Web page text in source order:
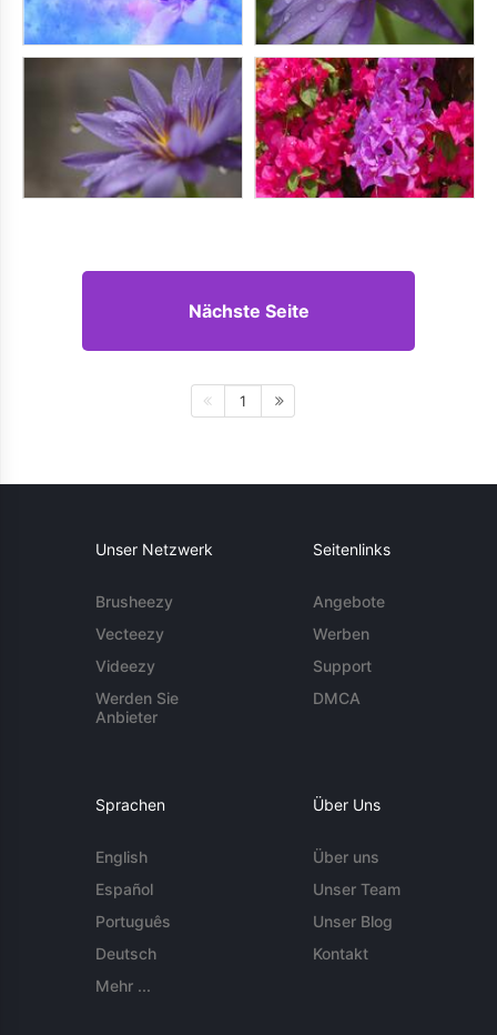
Nächste Seite
1
Unser Netzwerk
Brusheezy
Vecteezy
Videezy
Werden Sie
Anbieter
Seitenlinks
Angebote
Werben
Support
DMCA
Sprachen
English
Español
Português
Deutsch
Mehr ...
Über Uns
Über uns
Unser Team
Unser Blog
Kontakt